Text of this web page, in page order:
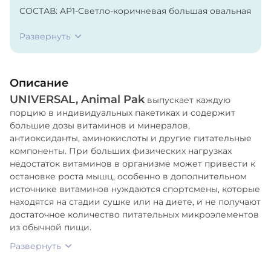
СОСТАВ: AP1-Светло-коричневая большая овальная
Дикальцийфосфат, мальтодекстрин,
гидроксипропилцеллюлоза , Витамин C
(аскорбиновая кислота), Элеутерококк колючий
(корень), Корень имбиря, Кальций
(Гидроортофосфат кальция), Фосфор
(Гидроортофосфат кальция), диоксид кремния, l-
карнитина фумарат, лецитин, фармацевтическая
глазурь
СОСТАВ: AP2-Коричневая крупная овальная
таблетка массой 1370 мг (3 таблетки):
Дикальцийфосфат, мальтодекстрин,
микрокристаллическая целлюлоза, окремненная
микрокристаллическая целлюлоза, стеариновая
кислота, стеарат магния,
Развернуть
Описание
UNIVERSAL, Animal Pakвыпускает каждую
порцию в индивидуальных пакетиках и содержит
большие дозы витаминов и минералов,
антиоксиданты, аминокислоты и другие питательные
компоненты. При больших физических нагрузках
недостаток витаминов в организме может привести к
остановке роста мышц, особенно в дополнительном
источнике витаминов нуждаются спортсмены, которые
находятся на стадии сушке или на диете, и не получают
достаточное количество питательных микроэлементов
из обычной пищи.
Развернуть